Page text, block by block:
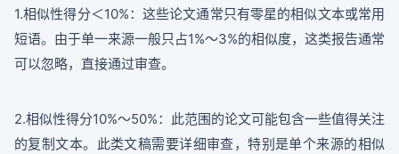
1.相似性得分＜10%：这些论文通常只有零星的相似文本或常用
短语。由于单一来源一般只占1%～3%的相似度，这类报告通常
可以忽略，直接通过审查。
2.相似性得分10%～50%：此范围的论文可能包含一些值得关注
的复制文本。此类文稿需要详细审查，特别是单个来源的相似